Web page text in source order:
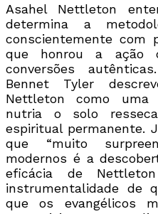
Asahel Nettleton
determina a
conscientemente com
que honrou a ação
conversões
Bennet Tyler
Nettleton como uma
nutria o solo
espiritual permanente.
que “muito
modernos é a
eficácia de
instrumentalidade de
que os evangélicos